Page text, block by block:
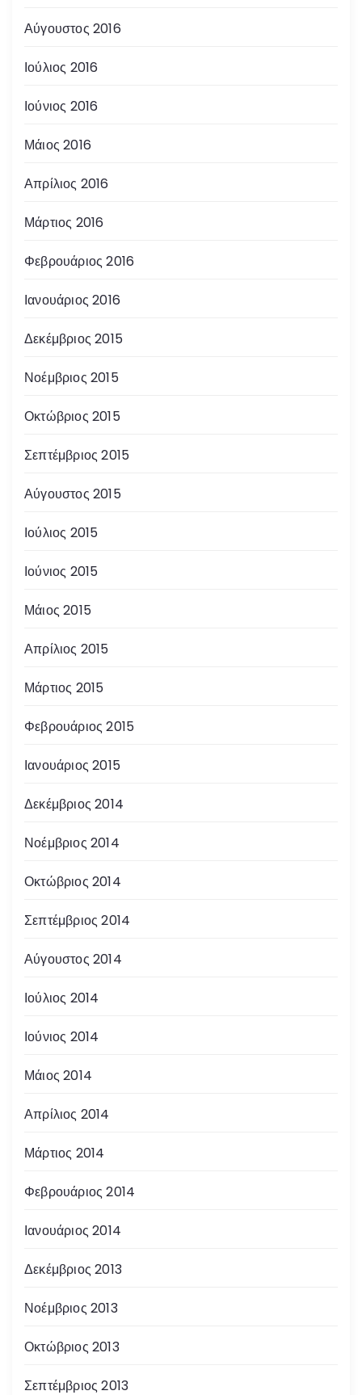
Αύγουστος 2016
Ιούλιος 2016
Ιούνιος 2016
Μάιος 2016
Απρίλιος 2016
Μάρτιος 2016
Φεβρουάριος 2016
Ιανουάριος 2016
Δεκέμβριος 2015
Νοέμβριος 2015
Οκτώβριος 2015
Σεπτέμβριος 2015
Αύγουστος 2015
Ιούλιος 2015
Ιούνιος 2015
Μάιος 2015
Απρίλιος 2015
Μάρτιος 2015
Φεβρουάριος 2015
Ιανουάριος 2015
Δεκέμβριος 2014
Νοέμβριος 2014
Οκτώβριος 2014
Σεπτέμβριος 2014
Αύγουστος 2014
Ιούλιος 2014
Ιούνιος 2014
Μάιος 2014
Απρίλιος 2014
Μάρτιος 2014
Φεβρουάριος 2014
Ιανουάριος 2014
Δεκέμβριος 2013
Νοέμβριος 2013
Οκτώβριος 2013
Σεπτέμβριος 2013